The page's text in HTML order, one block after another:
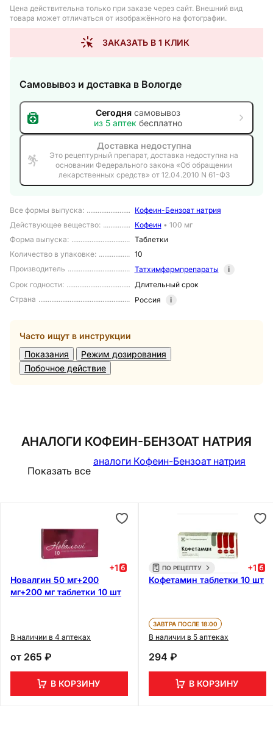
Все формы выпуска:
Кофеин-Бензоат натрия
Действующее вещество: Кофеин• 100 мг
Форма выпуска:
Таблетки
Количество в упаковке:
10
Производитель
Татхимфармпрепараты
i
Срок годности:
Длительный срок
Страна
Россия i
Часто ищут в инструкции
Показания
Режим дозирования
Побочное действие
Цена действительна только при заказе через сайт. Внешний вид
товара может отличаться от изображённого на фотографии.
ЗАКАЗАТЬ В 1 КЛИК
Самовывоз и доставка в Вологде
Сегоднясамовывоз
из 5 аптек бесплатно
Доставка недоступна
Это рецептурный препарат, доставка недоступна на
основании Федерального закона «Об обращении
лекарственных средств» от 12.04.2010 N 61-ФЗ
АНАЛОГИ КОФЕИН-БЕНЗОАТ НАТРИЯ
Показать все
аналоги Кофеин-Бензоат натрия
+1
Новалгин 50 мг+200
мг+200 мг таблетки 10 шт
В наличии в 4 аптеках
от 265 ₽
В КОРЗИНУ
ПО РЕЦЕПТУ +1
Кофетамин таблетки 10 шт
ЗАВТРА ПОСЛЕ 18:00
В наличии в 5 аптеках
294 ₽
В КОРЗИНУ